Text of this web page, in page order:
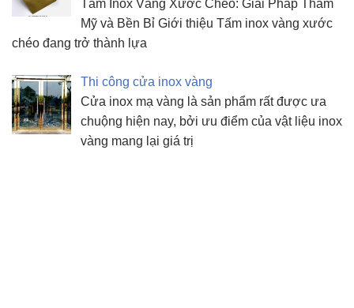
Tấm Inox Vàng Xước Chéo: Giải Pháp Thẩm
Mỹ và Bền Bỉ Giới thiệu Tấm inox vàng xước
chéo đang trở thành lựa
Thi công cửa inox vàng
Cửa inox mạ vàng là sản phẩm rất được ưa
chuộng hiện nay, bởi ưu điểm của vật liệu inox
vàng mang lại giá trị